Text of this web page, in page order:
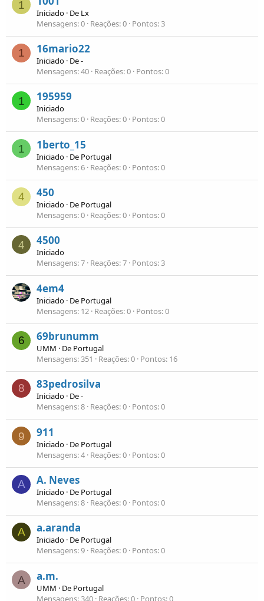
1
Iniciado · De Lx
Mensagens 0 Reações 0 Pontos 3
1 16mario22
Iniciado · De-
Mensagens 40 Reações 0 Pontos 0
1 195959
Iniciado
Mensagens 0 Reações 0 Pontos 0
1 1berto_15
Iniciado · De Portugal
Mensagens 6 Reações 0 Pontos 0
4 450
Iniciado · De Portugal
Mensagens 0 Reações 0 Pontos 0
4 4500
Iniciado
Mensagens 7 Reações 7 Pontos 3
4em4
Iniciado · De Portugal
Mensagens 12 Reações 0 Pontos 0
6 69brunumm
UMM · De Portugal
Mensagens 351 Reações 0 Pontos 16
8 83pedrosilva
Iniciado · De-
Mensagens 8 Reações 0 Pontos 0
9 911
Iniciado · De Portugal
Mensagens 4 Reações 0 Pontos 0
A A. Neves
Iniciado · De Portugal
Mensagens 8 Reações 0 Pontos 0
A a.aranda
Iniciado · De Portugal
Mensagens 9 Reações 0 Pontos 0
A a.m.
UMM · De Portugal
Mensagens 340 Reações 0 Pontos 0